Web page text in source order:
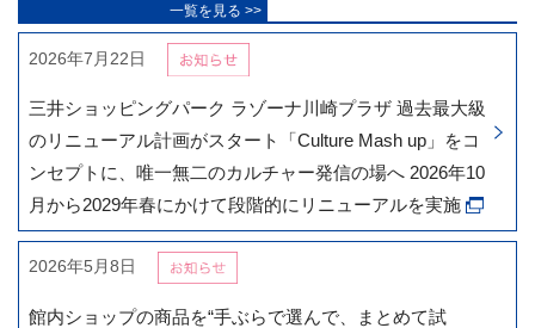
2026年7月22日
三井ショッピングパーク ラゾーナ川崎プラザ 過去最大級
のリニューアル計画がスタート「Culture Mash up」をコ
ンセプトに、唯一無二のカルチャー発信の場へ 2026年10
月から2029年春にかけて段階的にリニューアルを実施
2026年5月8日
館内ショップの商品を“手ぶらで選んで、まとめて試